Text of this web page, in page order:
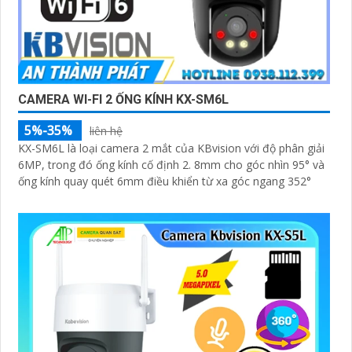
CAMERA WI-FI 2 ỐNG KÍNH KX-SM6L
5%-35%
liên hệ
KX-SM6L là loại camera 2 mắt của KBvision với độ phân giải
6MP, trong đó ống kính cố định 2. 8mm cho góc nhìn 95° và
ống kính quay quét 6mm điều khiển từ xa góc ngang 352°